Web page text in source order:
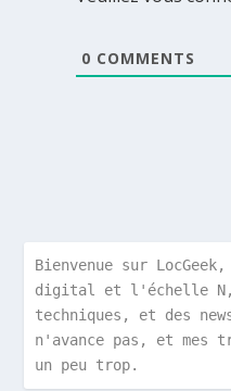
0 COMMENTS
Bienvenue sur
digital et l'échelle N,
techniques, et des
n'avance pas, et
un peu trop.